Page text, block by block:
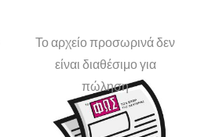
Το αρχείο προσωρινά δεν
είναι διαθέσιμο για
πώληση